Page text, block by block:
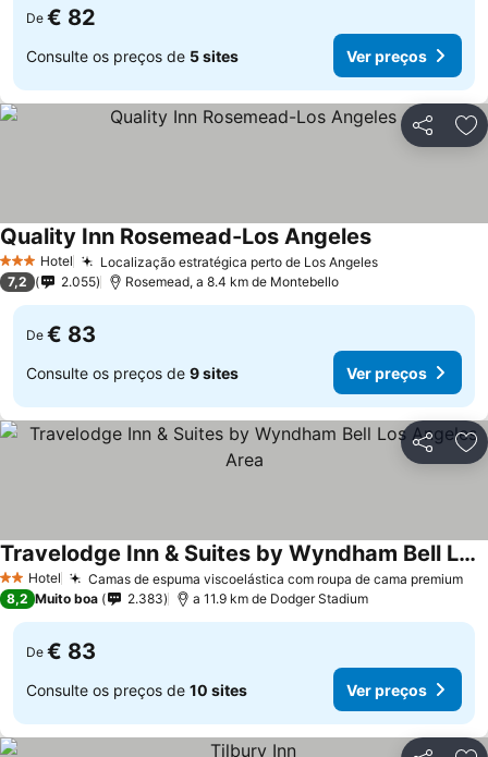
De € 82
Consulte os preços de 5 sites Ver preços
Partilhar
3 EstrelasHotel Localização estratégica perto de Los Angeles
Quality Inn Rosemead-Los Angeles
7,2 2.055 Rosemead, a 8.4 km de Montebello
De € 83
Consulte os preços de 9 sites Ver preços
Partilhar
2 Estrelas
Hotel Camas de espuma viscoelástica com roupa de cama premium
Travelodge Inn & Suites by Wyndham Bell Los Angeles Area
8,2 Muito boa 2.383 a 11.9 km de Dodger Stadium
De € 83
Consulte os preços de 10 sites Ver preços